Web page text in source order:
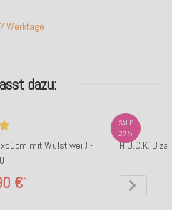
Werktage
dazu:
mit Wulst weiß -
€*
SALE
27%
H.O.C.K.